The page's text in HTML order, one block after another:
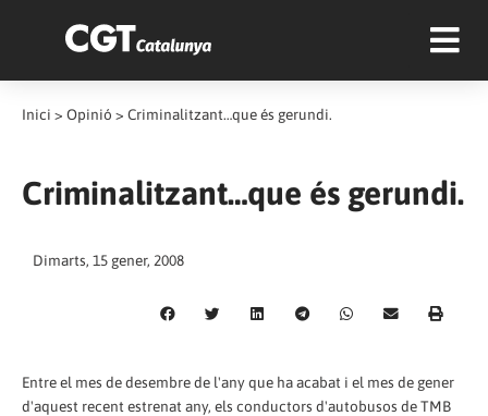
Inici > Opinió > Criminalitzant…que és gerundi.
Criminalitzant…que és gerundi.
Dimarts, 15 gener, 2008
Entre el mes de desembre de l'any que ha acabat i el mes de gener
d'aquest recent estrenat any, els conductors d'autobusos de TMB